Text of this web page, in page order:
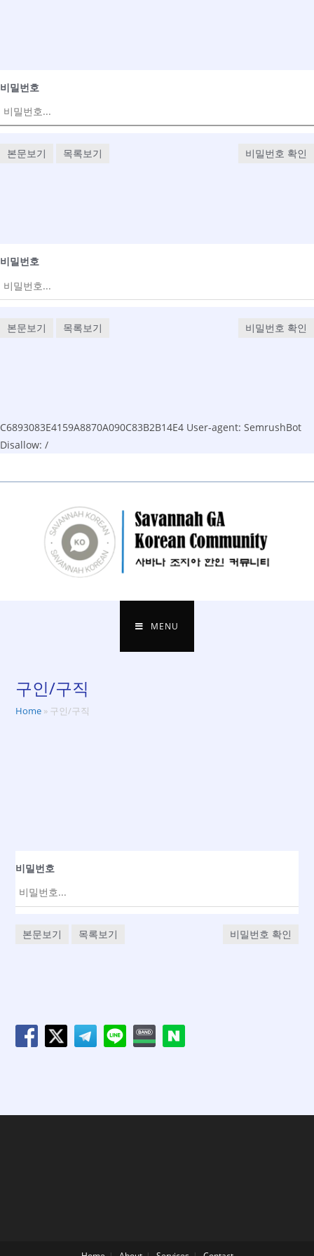
비밀번호
본문보기 목록보기 비밀번호 확인
비밀번호
본문보기 목록보기 비밀번호 확인
C6893083E4159A8870A090C83B2B14E4 User-agent: SemrushBot
Disallow: /
to
MENU
구인/구직
Home » 구인/구직
비밀번호
본문보기 목록보기 비밀번호 확인